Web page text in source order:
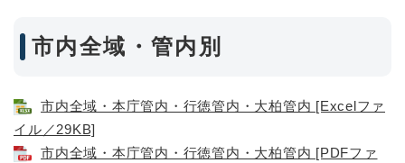
市内全域・管内別
市内全域・本庁管内・行徳管内・大柏管内 [Excelファ
イル／29KB]
市内全域・本庁管内・行徳管内・大柏管内 [PDFファ